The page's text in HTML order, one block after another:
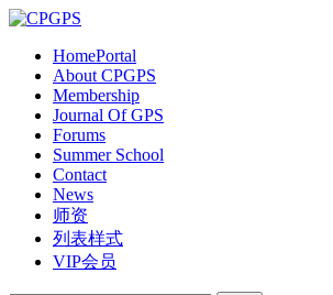
HomePortal
About CPGPS
Membership
Journal Of GPS
Forums
Summer School
Contact
News
师资
列表样式
VIP会员